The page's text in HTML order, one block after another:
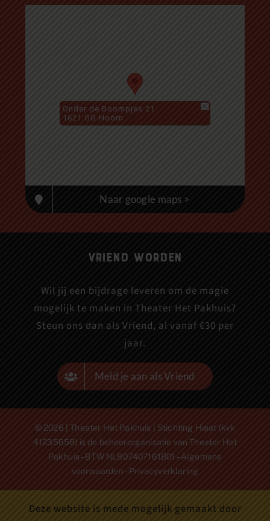
Onder de Boompjes 21
1621 GG Hoorn
Naar google maps >
Vriend worden
Wil jij een bijdrage leveren om de magie
mogelijk te maken in Theater Het Pakhuis?
Steun ons dan als Vriend, al vanaf €30 per
jaar.
Meld je aan als Vriend
© 2026 | Theater Het Pakhuis | Stichting Hiaat (kvk
41235658) is de beheerorganisatie van Theater Het
Pakhuis – BTW NL807407161B01 –Algemene
voorwaarden–Privacyverklaring
Deze website is mede mogelijk gemaakt door